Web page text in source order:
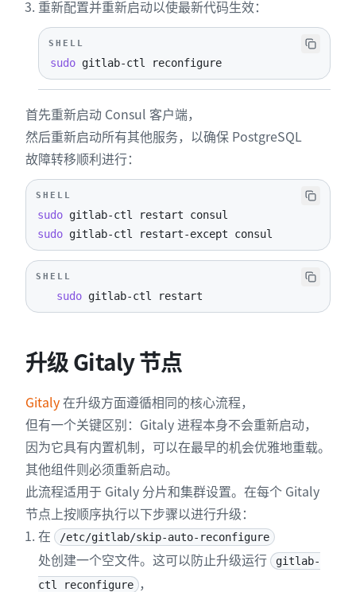
重新配置并重新启动以使最新代码生效：
SHELL
sudo gitlab-ctl reconfigure
首先重新启动 Consul 客户端，
然后重新启动所有其他服务，以确保 PostgreSQL
故障转移顺利进行：
SHELL
sudo
sudo gitlab-ctl restart-except consul
SHELL
sudo gitlab-ctl restart
升级 Gitaly 节点
Gitaly在升级方面遵循相同的核心流程，
但有一个关键区别：Gitaly 进程本身不会重新启动，
因为它具有内置机制，可以在最早的机会优雅地重载。
其他组件则必须重新启动。
此流程适用于 Gitaly 分片和集群设置。在每个 Gitaly
节点上按顺序执行以下步骤以进行升级：
在
/etc/gitlab/skip-auto-reconfigure
处创建一个空文件。这可以防止升级运行
gitlab-
ctl reconfigure
，